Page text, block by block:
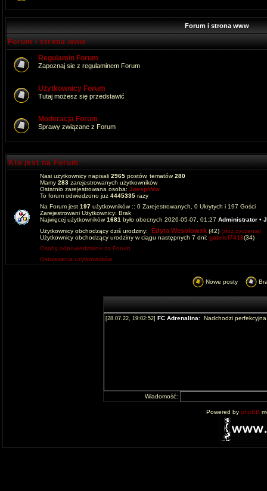
Forum i strona www
Forum i strona www
Regulamin Forum
Zapoznaj sie z regulaminem Forum
Użytkownicy Forum
Tutaj możesz się przedstawić
Moderacja Forum
Sprawy związane z Forum
Kto jest na Forum
Nasi użytkownicy napisali 2965 postów, tematów280
Mamy 283 zarejestrowanych użytkowników
Ostatnio zarejestrowana osoba: JoesphVw
To forum odwiedzono już 4445335 razy
Na Forum jest 197 użytkowników :: 0 Zarejestrowanych, 0 Ukrytych i 197 Gości
Zarejestrowani Użytkownicy: Brak
Najwięcej użytkowników1681 było obecnych 2026-05-07, 01:27 Administrator •
Użytkownicy obchodzący dziś urodziny: Edyta Wesolowsk (42) (złóż życzenia)
Użytkownicy obchodzący urodziny w ciągu następnych 7 dni: gabriel7418(34)
Osoby odpowiedzialne za Forum
Ostrzeżenia użytkowników
Nowe posty
Wiadomość:
Powered by phpBB